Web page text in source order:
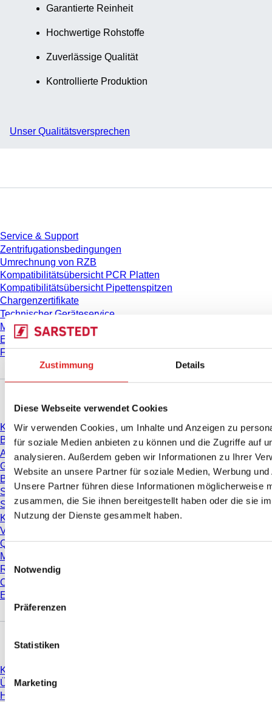
Zustimmung Details
Diese Webseite verwendet Cookies
Wir verwenden Cookies, um Inhalte und Anzeigen zu
für soziale Medien anbieten zu können und die Zugriffe auf
analysieren. Außerdem geben wir Informationen zu Ihrer
Website an unsere Partner für soziale Medien, Werbung
Unsere Partner führen diese Informationen möglicherweise
zusammen, die Sie ihnen bereitgestellt haben oder die sie
Nutzung der Dienste gesammelt haben.
Einwilligungsauswahl
Notwendig
Präferenzen
Statistiken
Marketing
Garantierte Reinheit
Hochwertige Rohstoffe
Zuverlässige Qualität
Kontrollierte Produktion
Unser Qualitätsversprechen
Service & Support
Zentrifugationsbedingungen
Umrechnung von RZB
Kompatibilitätsübersicht PCR Platten
Kompatibilitätsübersicht Pipettenspitzen
Chargenzertifikate
Technischer Geräteservice
Messen & Kongresse
E-Learning
FAQ
Katalog
Broschüren
Anwenderinformationen
Gebrauchshinweise
Bedienungsanleitungen
Studien
Sicherheitsdatenblätter
Konformitätserklärungen
Videos
Qualitätsmanagement
Materialeigenschaften
Reinheitsgrade
Chemikalienbeständigkeit
Einfrieren von SARSTEDT-Röhren
Karriere
Über uns
Historie